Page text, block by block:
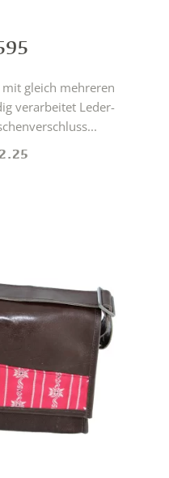
mit gleich mehreren
verarbeitet Leder-